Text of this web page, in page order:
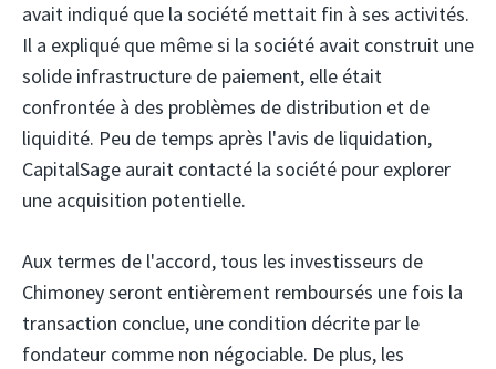
avait indiqué que la société mettait fin à ses activités.
Il a expliqué que même si la société avait construit une
solide infrastructure de paiement, elle était
confrontée à des problèmes de distribution et de
liquidité. Peu de temps après l'avis de liquidation,
CapitalSage aurait contacté la société pour explorer
une acquisition potentielle.
Aux termes de l'accord, tous les investisseurs de
Chimoney seront entièrement remboursés une fois la
transaction conclue, une condition décrite par le
fondateur comme non négociable. De plus, les